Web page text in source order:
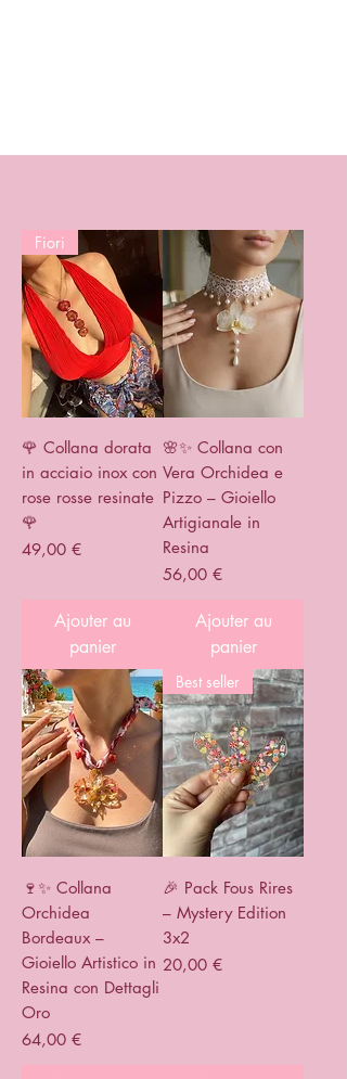
Fiori
🌹 Collana dorata
in acciaio inox con
rose rosse resinate
🌹
Prix
49,00 €
Ajouter au
panier
🌸✨ Collana con
Vera Orchidea e
Pizzo – Gioiello
Artigianale in
Resina
Prix
56,00 €
Ajouter au
panier
🍷✨ Collana
Orchidea
Bordeaux –
Gioiello Artistico in
Resina con Dettagli
Oro
Prix
64,00 €
Best seller
🎉 Pack Fous Rires
– Mystery Edition
3x2
Prix
20,00 €